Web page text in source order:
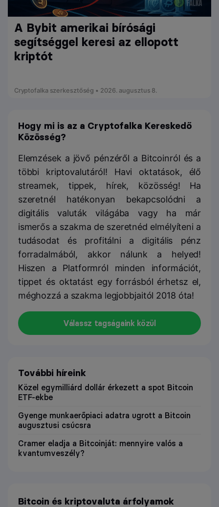
A Bybit amerikai bírósági
segítséggel keresi az ellopott
kriptót
Cryptofalka szerkesztőség • 2026. augusztus 8.
Hogy mi is az a Cryptofalka Kereskedő
Közösség?
Elemzések a jövő pénzéről a Bitcoinról és a
többi kriptovalutáról! Havi oktatások, élő
streamek, tippek, hírek, közösség! Ha
szeretnél hatékonyan bekapcsolódni a
digitális valuták világába vagy ha már
ismerős a szakma de szeretnéd elmélyíteni a
tudásodat és profitálni a digitális pénz
forradalmából, akkor nálunk a helyed!
Hiszen a Platformról minden információt,
tippet és oktatást egy forrásból érhetsz el,
méghozzá a szakma legjobbjaitól 2018 óta!
Válassz tagságaink közül
További híreink
Közel egymilliárd dollár érkezett a spot Bitcoin
ETF-ekbe
Gyenge munkaerőpiaci adatra ugrott a Bitcoin
augusztusi csúcsra
Cramer eladja a Bitcoinját: mennyire valós a
kvantumveszély?
Bitcoin és kriptovaluta árfolyamok